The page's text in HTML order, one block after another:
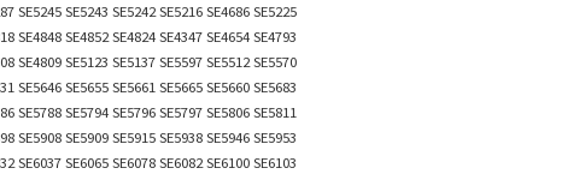
SE5245 SE5243 SE5242 SE5216 SE4686 SE5225
SE4848 SE4852 SE4824 SE4347 SE4654 SE4793
SE4809 SE5123 SE5137 SE5597 SE5512 SE5570
SE5646 SE5655 SE5661 SE5665 SE5660 SE5683
SE5788 SE5794 SE5796 SE5797 SE5806 SE5811
SE5908 SE5909 SE5915 SE5938 SE5946 SE5953
SE6037 SE6065 SE6078 SE6082 SE6100 SE6103